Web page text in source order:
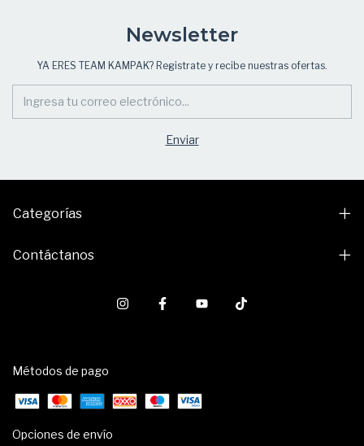
Newsletter
YA ERES TEAM KAMPAK? Registrate y recibe nuestras ofertas.
Categorías
Contáctanos
Métodos de pago
Opciones de envío